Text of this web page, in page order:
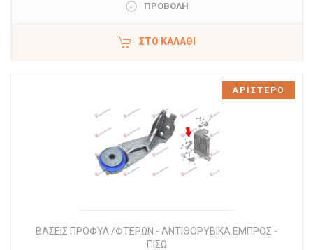
ΠΡΟΒΟΛΗ
ΣΤΟ ΚΑΛΆΘΙ
ΒΑΣΕΙΣ ΠΡΟΦΥΛ./ΦΤΕΡΩΝ - ΑΝΤΙΘΟΡΥΒΙΚΑ ΕΜΠΡΟΣ -
ΠΙΣΩ
ΑΡΙΣΤΕΡΟ